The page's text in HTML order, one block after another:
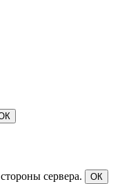
сервера. ОК